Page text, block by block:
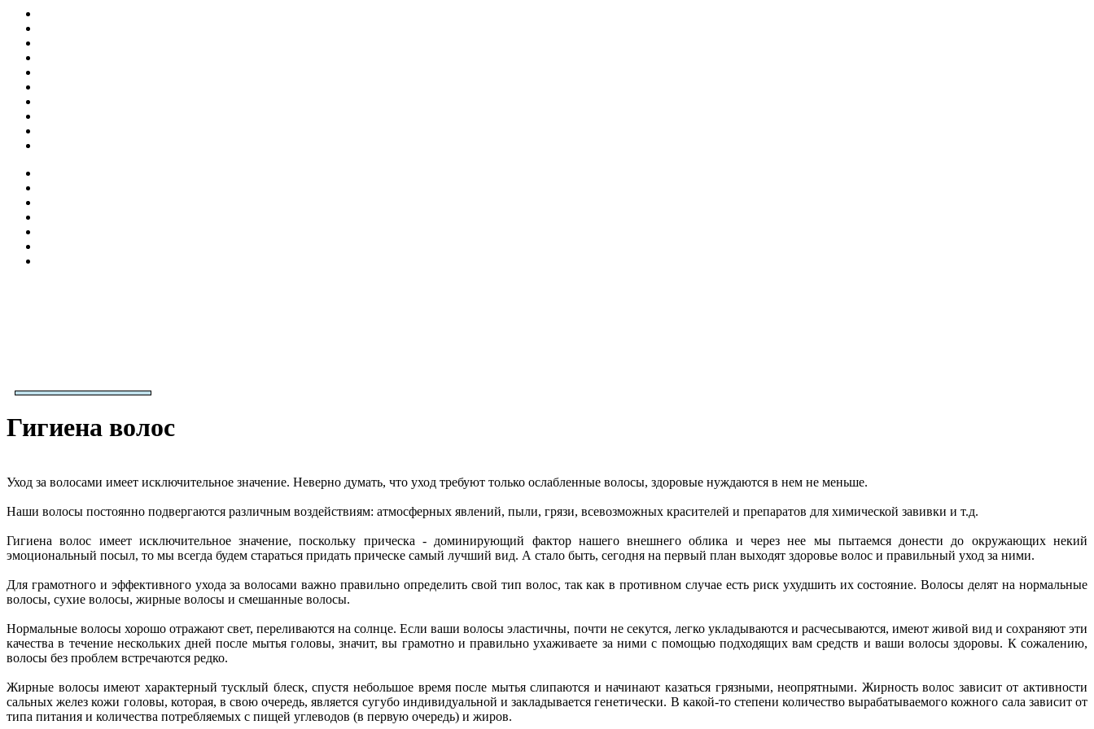
Гигиена волос
Уход за волосами имеет исключительное значение. Неверно думать, что уход требуют только ослабленные волосы, здоровые нуждаются в нем не меньше.
Наши волосы постоянно подвергаются различным воздействиям: атмосферных явлений, пыли, грязи, всевозможных красителей и препаратов для химической завивки и т.д.
Гигиена волос имеет исключительное значение, поскольку прическа - доминирующий фактор нашего внешнего облика и через нее мы пытаемся донести до окружающих некий
эмоциональный посыл, то мы всегда будем стараться придать прическе самый лучший вид. А стало быть, сегодня на первый план выходят здоровье волос и правильный уход за ними.
Для грамотного и эффективного ухода за волосами важно правильно определить свой тип волос, так как в противном случае есть риск ухудшить их состояние. Волосы делят на нормальные
волосы, сухие волосы, жирные волосы и смешанные волосы.
Нормальные волосы хорошо отражают свет, переливаются на солнце. Если ваши волосы эластичны, почти не секутся, легко укладываются и расчесываются, имеют живой вид и сохраняют эти
качества в течение нескольких дней после мытья головы, значит, вы грамотно и правильно ухаживаете за ними с помощью подходящих вам средств и ваши волосы здоровы. К сожалению,
волосы без проблем встречаются редко.
Жирные волосы имеют характерный тусклый блеск, спустя небольшое время после мытья слипаются и начинают казаться грязными, неопрятными. Жирность волос зависит от активности
сальных желез кожи головы, которая, в свою очередь, является сугубо индивидуальной и закладывается генетически. В какой-то степени количество вырабатываемого кожного сала зависит от
типа питания и количества потребляемых с пищей углеводов (в первую очередь) и жиров.